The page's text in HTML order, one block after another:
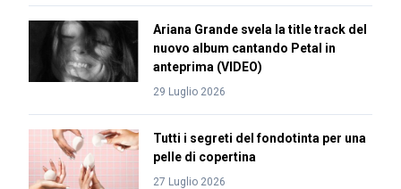
Ariana Grande svela la title track del
nuovo album cantando Petal in
anteprima (VIDEO)
29 Luglio 2026
Tutti i segreti del fondotinta per una
pelle di copertina
27 Luglio 2026